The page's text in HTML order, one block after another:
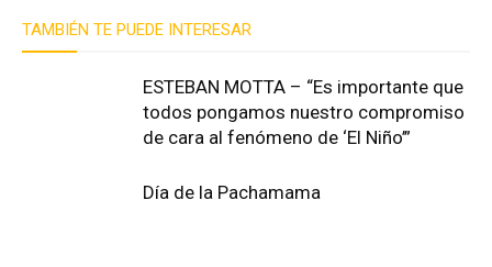
TAMBIÉN TE PUEDE INTERESAR
ESTEBAN MOTTA – “Es importante que
todos pongamos nuestro compromiso
de cara al fenómeno de ‘El Niño’”
Día de la Pachamama